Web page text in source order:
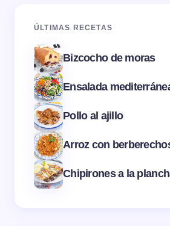
ÚLTIMAS RECETAS
Bizcocho de moras
Ensalada
Pollo al ajillo
Arroz con
Chipirones a la